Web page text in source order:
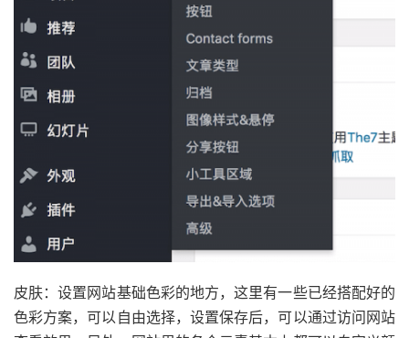
皮肤：设置网站基础色彩的地方，这里有一些已经搭配好的
色彩方案，可以自由选择，设置保存后，可以通过访问网站